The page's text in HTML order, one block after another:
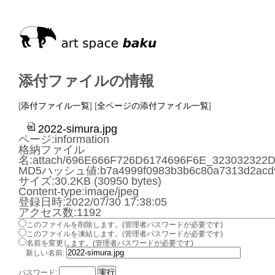
添付ファイルの情報
[添付ファイル一覧] [全ページの添付ファイル一覧]
2022-simura.jpg
ページ:information
格納ファイル
名:attach/
MD5ハッシュ値
サイズ:30.2KB (30950 bytes)
Content-type:image/jpeg
登録日時:2022/07/30 17:38:05
アクセス数:1192
このファイルを削除します。(管理者パスワードが必要です)
このファイルを凍結します。(管理者パスワードが必要です)
名前を変更します。(管理者パスワードが必要です)
新しい名前:
パスワード: